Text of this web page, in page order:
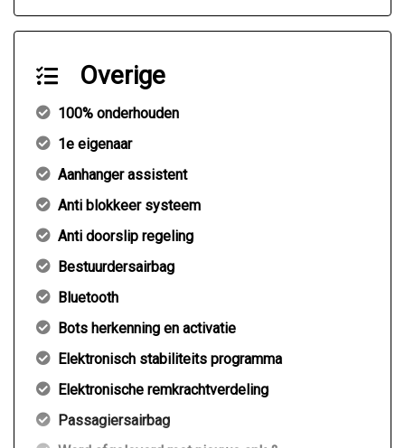
Overige
100% onderhouden
1e eigenaar
Aanhanger assistent
Anti blokkeer systeem
Anti doorslip regeling
Bestuurdersairbag
Bluetooth
Bots herkenning en activatie
Elektronisch stabiliteits programma
Elektronische remkrachtverdeling
Passagiersairbag